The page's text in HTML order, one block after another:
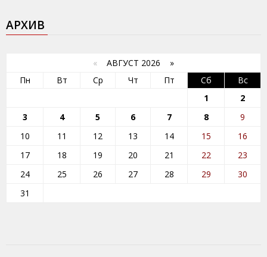
АРХИВ
« АВГУСТ 2026 »
Пн
Вт Ср Чт Пт Сб
Вс
1
2
3
4 5 6 7 8
9
10
11 12 13 14 15
16
17
18 19 20 21 22
23
24
25 26 27 28 29
30
31